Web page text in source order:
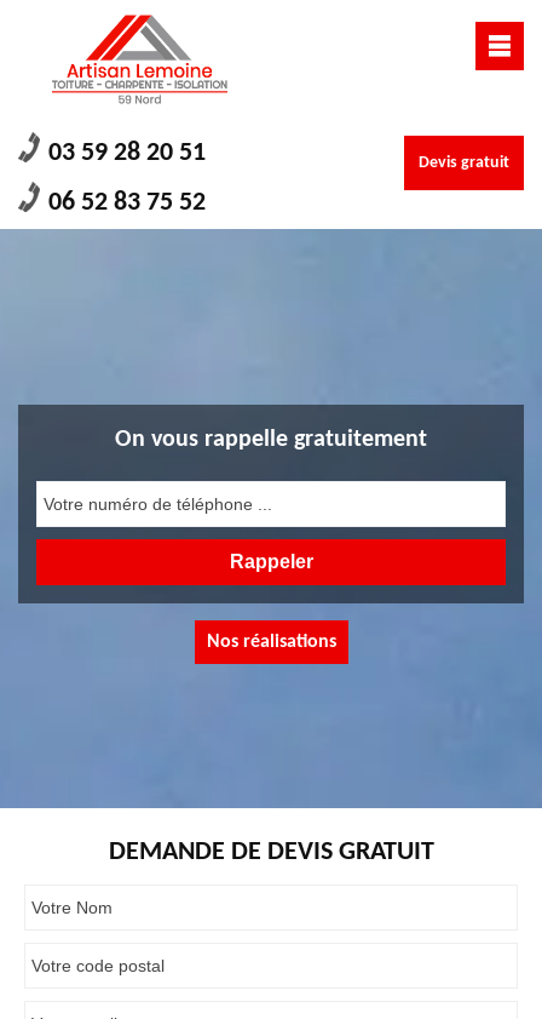
03 59 28 20 51
06 52 83 75 52
Devis gratuit
On vous rappelle gratuitement
Nos réalisations
DEMANDE DE DEVIS GRATUIT